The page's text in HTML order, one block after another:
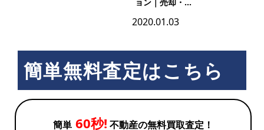
2020.01.03
簡単無料査定はこちら
簡単 60秒! 不動産の無料買取査定！